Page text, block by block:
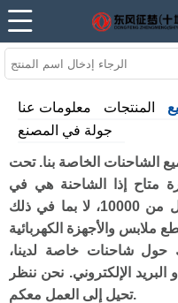
معلومات عنا المنتجات
جولة في المصنع
الشاحنات الخاصة بنا. تحت
متاح إذا الشاحنة هي في
الاستعمال العادي أو مدفوعة بعد أقل من 10000، لا بما في ذلك
شاحنات خاصة لدينا،
الإلكتروني. نحن ننظر
تحيل إلى العمل معكم.